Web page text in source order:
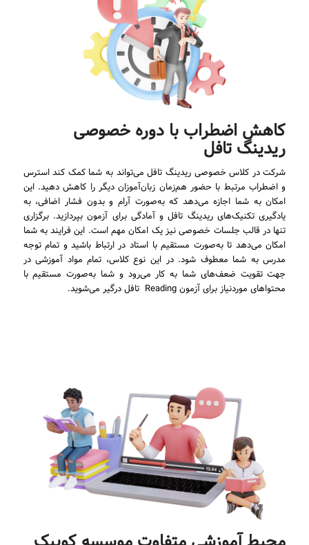
کاهش اضطراب با دوره خصوصی
ریدینگ تافل
شرکت در کلاس خصوصی ریدینگ تافل می‌تواند به شما کمک کند استرس
و اضطراب مرتبط با حضور هم‌زمان زبان‌آموزان دیگر را کاهش دهید. این
امکان به شما اجازه می‌دهد که به‌صورت آرام و بدون فشار اضافی، به
یادگیری تکنیک‌های ریدینگ تافل و آمادگی برای آزمون بپردازید. برگزاری
تنها در قالب جلسات خصوصی نیز یک امکان مهم است. این فرایند به شما
امکان می‌دهد تا به‌صورت مستقیم با استاد در ارتباط باشید و تمام توجه
مدرس به شما معطوف شود. در این نوع کلاس، تمام مواد آموزشی در
جهت تقویت ضعف‌های شما به کار می‌رود و شما به‌صورت مستقیم با
محتواهای موردنیاز برای آزمون Reading تافل درگیر می‌شوید.